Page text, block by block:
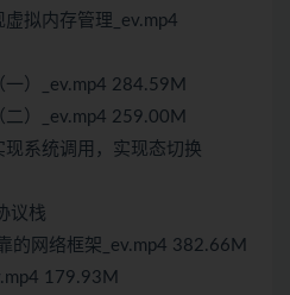
拟内存管理_ev.mp4
）_ev.mp4 284.59M
）_ev.mp4 259.00M
系统调用，实现态切换
议栈
的网络框架_ev.mp4 382.66M
179.93M